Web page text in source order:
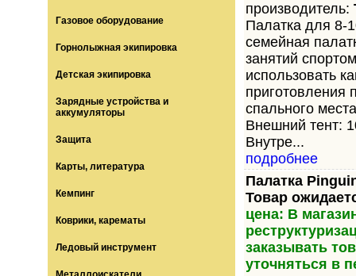
Газовое оборудование
Горнолыжная экипировка
Детская экипировка
Зарядные устройства и
аккумуляторы
Защита
Карты, литература
Кемпинг
Коврики, карематы
Ледовый инструмент
производитель:
Палатка для 8-
семейная
занятий
использовать
приготовления
спального
Внешний тент:
Внутре...
подробнее
Палатка
Товар
цена: В
заказывать
уточняться в